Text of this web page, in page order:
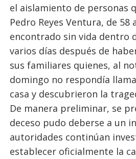
el aislamiento de personas
Pedro Reyes Ventura, de 58
encontrado sin vida dentro
varios días después de
sus familiares quienes, al
domingo no respondía
casa y descubrieron la
De manera preliminar, se
deceso pudo deberse a un
autoridades continúan
establecer oficialmente la